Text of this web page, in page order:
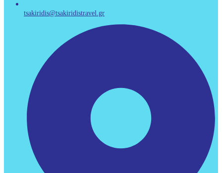
tsakiridis@tsakiridistravel.gr